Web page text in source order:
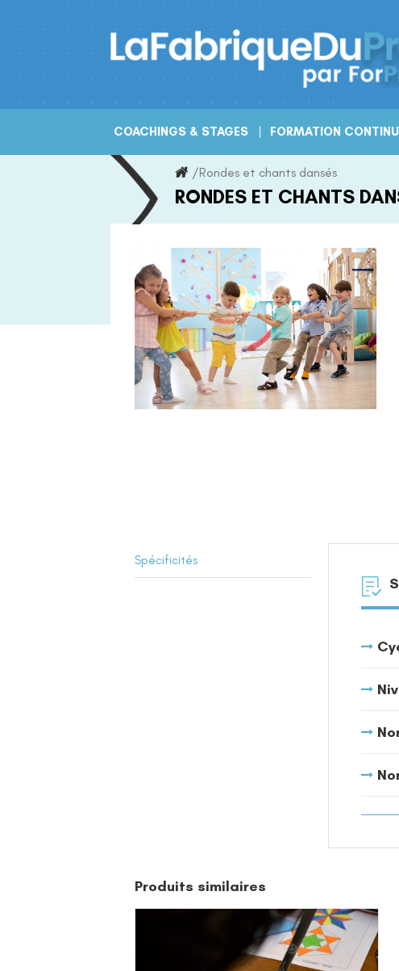
Skip
to
COACHINGS & STAGES FORMATION
/Rondes et chants dansés
RONDES ET CHANTS
Spécificités
Produits similaires